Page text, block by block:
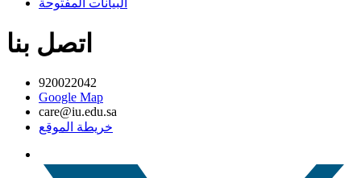
البيانات المفتوحة
اتصل بنا
920022042
Google Map
care@iu.edu.sa
خريطة الموقع